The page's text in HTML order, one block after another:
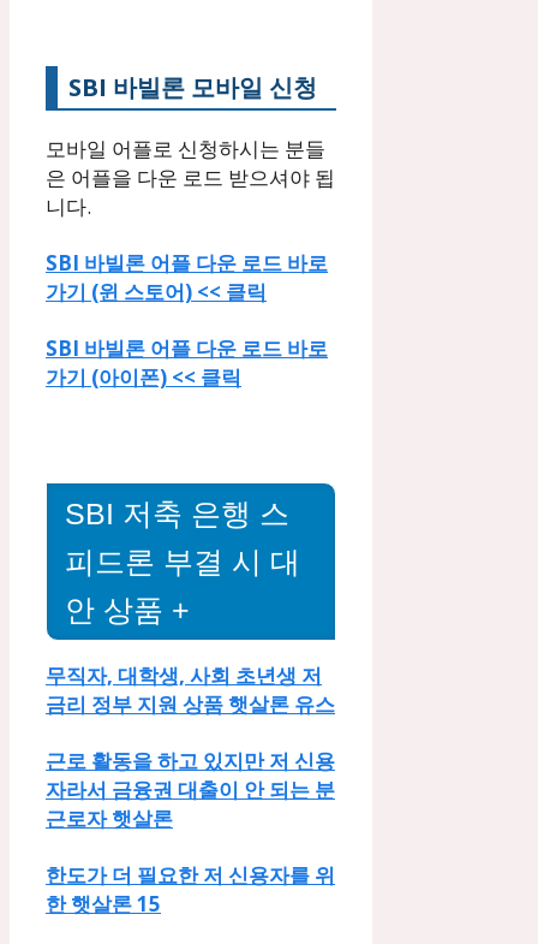
SBI 바빌론 모바일 신청
모바일 어플로 신청하시는 분들
은 어플을 다운 로드 받으셔야 됩
니다.
SBI 바빌론 어플 다운 로드 바로
가기 (윈 스토어) << 클릭
SBI 바빌론 어플 다운 로드 바로
가기 (아이폰) << 클릭
SBI 저축 은행 스
피드론 부결 시 대
안 상품 +
무직자, 대학생, 사회 초년생 저
금리 정부 지원 상품 햇살론 유스
근로 활동을 하고 있지만 저 신용
자라서 금융권 대출이 안 되는 분
근로자 햇살론
한도가 더 필요한 저 신용자를 위
한 햇살론 15